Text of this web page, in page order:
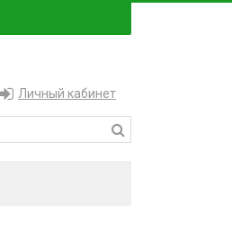
Личный кабинет